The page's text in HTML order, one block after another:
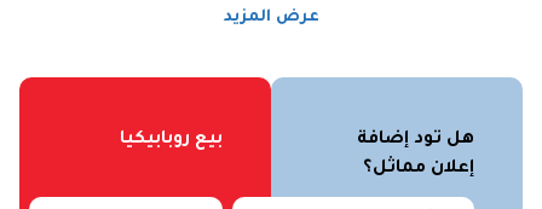
عرض المزيد
هل تود إضافة
إعلان مماثل؟
بيع روبابيكيا